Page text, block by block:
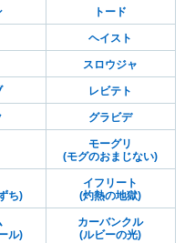
トード
ヘイスト
スロウジャ
レビテト
グラビデ
モーグリ
(モグのおまじない)
ち)
イフリート
(灼熱の地獄)
ル)
カーバンクル
(ルビーの光)